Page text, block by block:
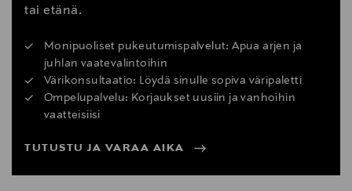
tai etänä.
Monipuoliset pukeutumispalvelut: Apua arjen ja
juhlan vaatevalintoihin
Värikonsultaatio: Löydä sinulle sopiva väripaletti
Ompelupalvelu: Korjaukset uusiin ja vanhoihin
vaatteisiisi
TUTUSTU JA VARAA AIKA